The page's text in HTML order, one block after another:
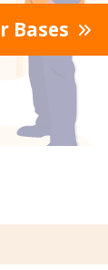
Bases